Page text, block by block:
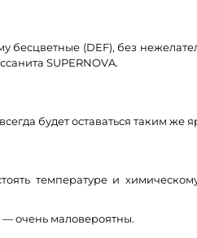
(DEF), без
SUPERNOVA.
будет оставаться таким же
температуре и
очень маловероятны.